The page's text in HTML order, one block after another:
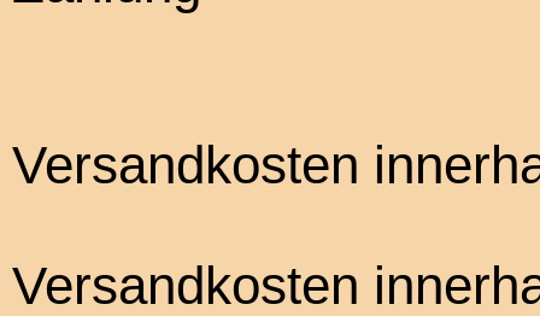
Versandkosten
Versandkosten